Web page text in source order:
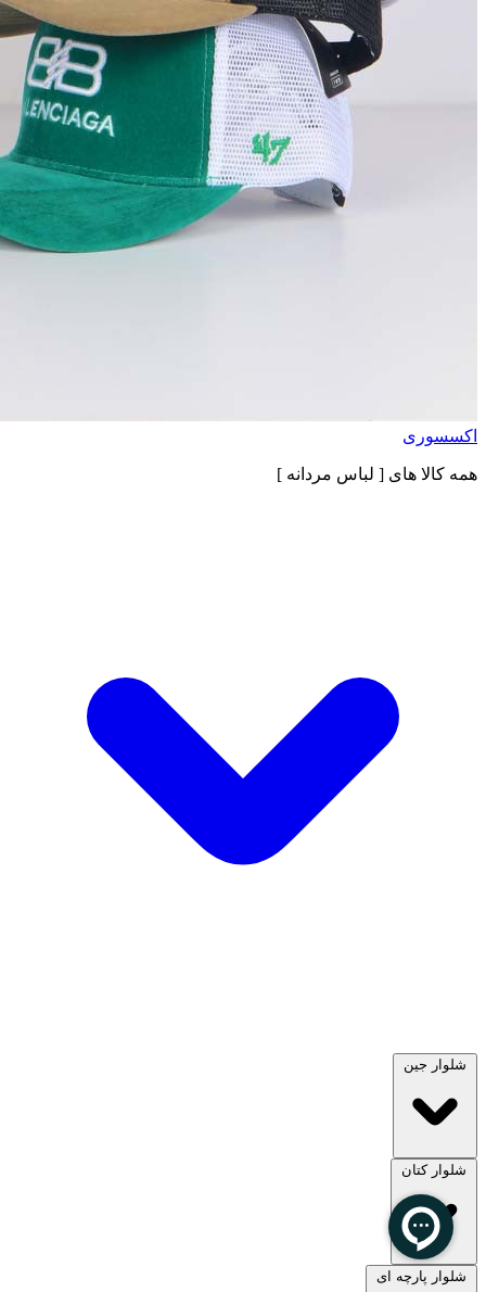
اکسسوری
همه کالا های [ لباس مردانه ]
شلوار جین
مشاهده همه
شلوار کتان
شلوار پارچه ای